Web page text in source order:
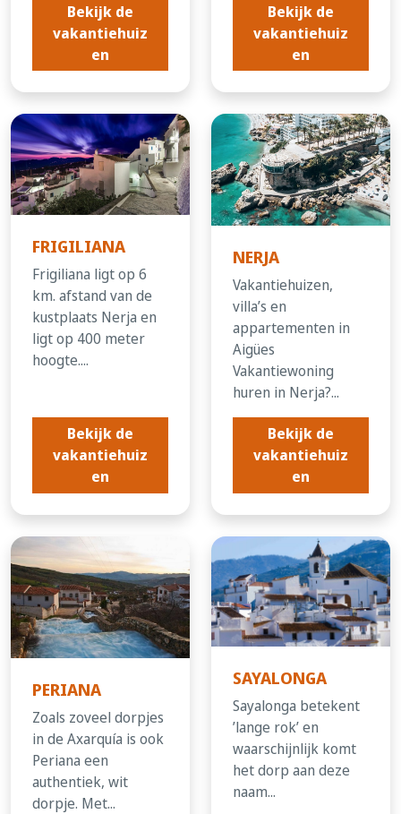
Bekijk de
vakantiehuiz
en
Bekijk de
vakantiehuiz
en
FRIGILIANA
Frigiliana ligt op 6
km. afstand van de
kustplaats Nerja en
ligt op 400 meter
hoogte....
Bekijk de
vakantiehuiz
en
NERJA
Vakantiehuizen,
villa’s en
appartementen in
Aigües
Vakantiewoning
huren in Nerja?...
Bekijk de
vakantiehuiz
en
PERIANA
Zoals zoveel dorpjes
in de Axarquía is ook
Periana een
authentiek, wit
dorpje. Met...
SAYALONGA
Sayalonga betekent
’lange rok’ en
waarschijnlijk komt
het dorp aan deze
naam...